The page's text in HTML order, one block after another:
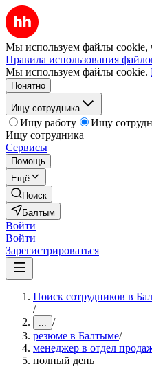
Мы используем файлы cookie,
Правила использования
Мы используем файлы cookie.
Понятно
Ищу сотрудника
Ищу работу
Ищу
Ищу сотрудника
Сервисы
Помощь
Ещё
Поиск
Балтым
Войти
Войти
Зарегистрироваться
Поиск сотрудников в
/
... /
резюме в Балтыме/
менеджер в отдел
полный день